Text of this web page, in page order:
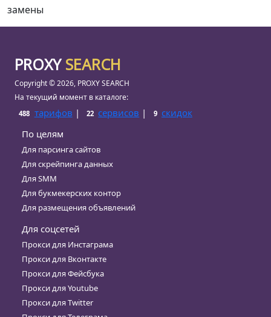
замены
PROXYSEARCH
Copyright © 2026, PROXY SEARCH
На текущий момент в каталоге:
488 тарифов | 22 сервисов | 9 скидок
По целям
Для парсинга сайтов
Для скрейпинга данных
Для SMM
Для букмекерских контор
Для размещения объявлений
Для соцсетей
Прокси для Инстаграма
Прокси для Вконтакте
Прокси для Фейсбука
Прокси для Youtube
Прокси для Twitter